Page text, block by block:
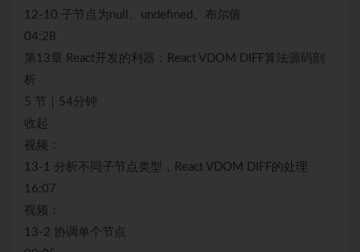
12-10 子节点为null、undefined、布尔值
04:28
第13章 React开发的利器：React VDOM DIFF算法源码剖
析
5 节｜54分钟
收起
视频：
13-1 分析不同子节点类型，React VDOM DIFF的处理
16:07
视频：
13-2 协调单个节点